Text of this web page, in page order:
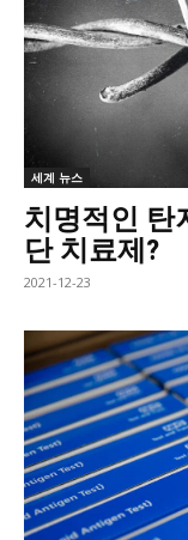
세계 뉴스
치명적인 탄
단 치료제?
2021-12-23